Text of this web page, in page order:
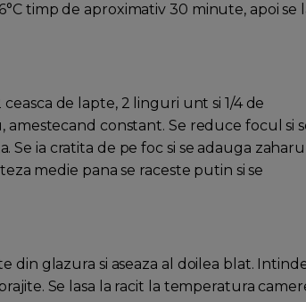
timp de aproximativ 30 minute, apoi se
de lapte, 2 linguri unt si 1/4 de
constant. Se reduce focul si
ia cratita de pe foc si se adauga zaharul
medie pana se raceste putin si se
glazura si aseaza al doilea blat.
Se lasa la racit la temperatura